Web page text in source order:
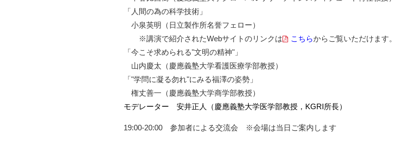
「人間の為の科学技術」
小泉英明（日立製作所名誉フェロー）
※講演で紹介されたWebサイトのリンクは
こちらからご覧いただけます。
「今こそ求められる"文明の精神"」
山内慶太（慶應義塾大学看護医療学部教授）
「"学問に凝る勿れ"にみる福澤の姿勢」
権丈善一（慶應義塾大学商学部教授）
モデレーター 安井正人（慶應義塾大学医学部教授，KGRI所長）
19:00-20:00 参加者による交流会 ※会場は当日ご案内します